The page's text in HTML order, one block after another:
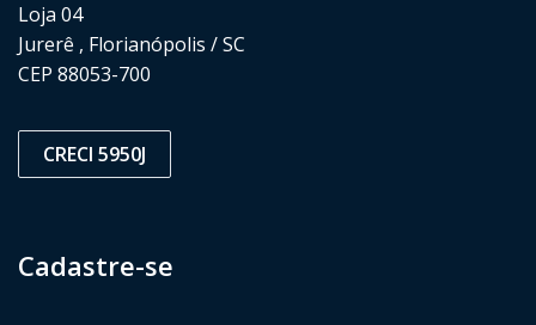
Loja 04
Jurerê , Florianópolis / SC
CEP 88053-700
CRECI 5950J
Cadastre-se